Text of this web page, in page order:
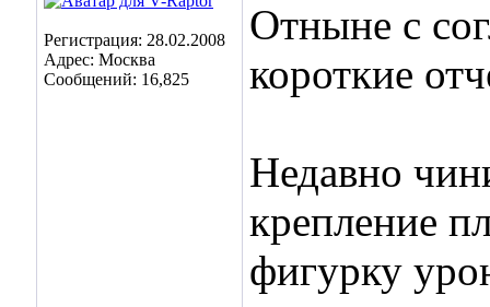
Регистрация: 28.02.2008
Адрес: Москва
Сообщений: 16,825
Отныне с
короткие
Недавно
крепление
фигурку